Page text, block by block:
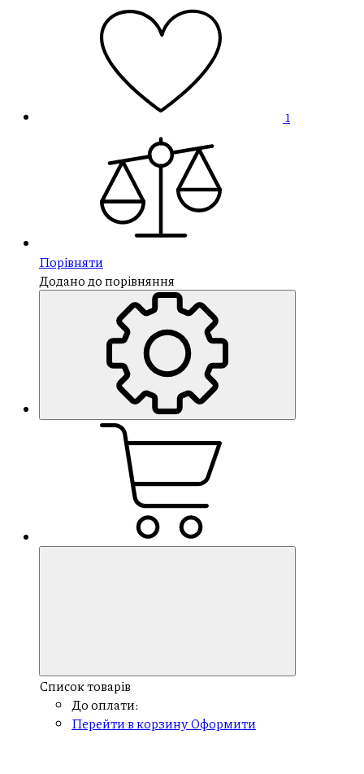
1
Порівняти
Додано до порівняння
Список товарів
До оплати:
Перейти в корзинуОформити